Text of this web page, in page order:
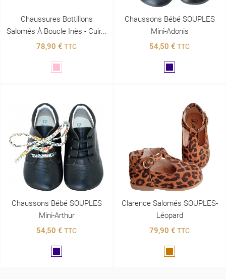
Chaussures Bottillons
Salomés À Boucle Inès - Cuir...
78,90 € TTC
Chaussons Bébé SOUPLES
Mini-Adonis
54,50 € TTC
Chaussons Bébé SOUPLES
Mini-Arthur
54,50 € TTC
Clarence Salomés SOUPLES-
Léopard
79,90 € TTC